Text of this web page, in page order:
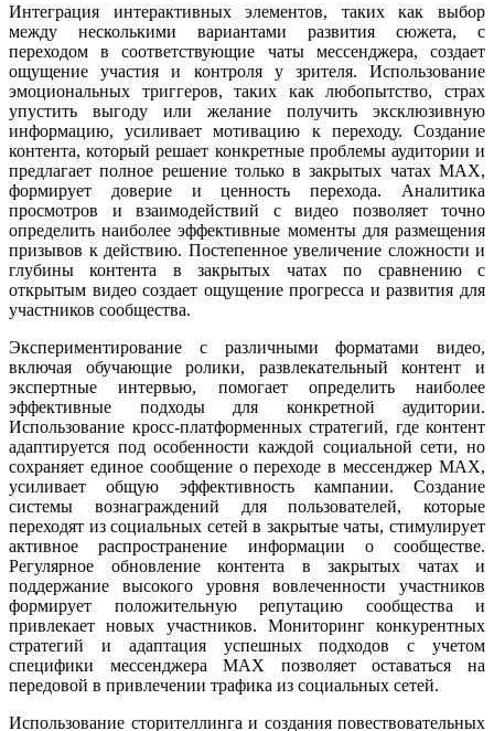
Интеграция интерактивных элементов, таких как выбор
между несколькими вариантами развития сюжета, с
переходом в соответствующие чаты мессенджера, создает
ощущение участия и контроля у зрителя. Использование
эмоциональных триггеров, таких как любопытство, страх
упустить выгоду или желание получить эксклюзивную
информацию, усиливает мотивацию к переходу. Создание
контента, который решает конкретные проблемы аудитории и
предлагает полное решение только в закрытых чатах MAX,
формирует доверие и ценность перехода. Аналитика
просмотров и взаимодействий с видео позволяет точно
определить наиболее эффективные моменты для размещения
призывов к действию. Постепенное увеличение сложности и
глубины контента в закрытых чатах по сравнению с
открытым видео создает ощущение прогресса и развития для
участников сообщества.
Экспериментирование с различными форматами видео,
включая обучающие ролики, развлекательный контент и
экспертные интервью, помогает определить наиболее
эффективные подходы для конкретной аудитории.
Использование кросс-платформенных стратегий, где контент
адаптируется под особенности каждой социальной сети, но
сохраняет единое сообщение о переходе в мессенджер MAX,
усиливает общую эффективность кампании. Создание
системы вознаграждений для пользователей, которые
переходят из социальных сетей в закрытые чаты, стимулирует
активное распространение информации о сообществе.
Регулярное обновление контента в закрытых чатах и
поддержание высокого уровня вовлеченности участников
формирует положительную репутацию сообщества и
привлекает новых участников. Мониторинг конкурентных
стратегий и адаптация успешных подходов с учетом
специфики мессенджера MAX позволяет оставаться на
передовой в привлечении трафика из социальных сетей.
Использование сторителлинга и создания повествовательных